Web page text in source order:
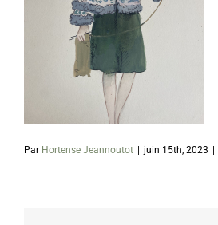
Par Hortense Jeannoutot juin 15th, 2023